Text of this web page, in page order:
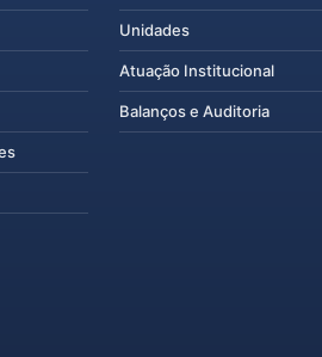
Unidades
Atuação Institucional
Balanços e Auditoria